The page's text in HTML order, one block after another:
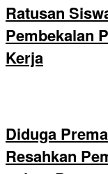
Ratusan
Pembekalan
Kerja
Diduga
Resahkan